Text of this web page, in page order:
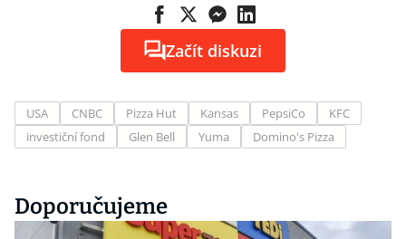
Začít diskuzi
USA CNBC Pizza Hut Kansas PepsiCo
KFC
investiční fond
Glen Bell Yuma Domino's Pizza
Doporučujeme